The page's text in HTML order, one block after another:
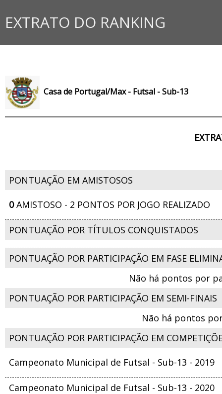
EXTRATO DO RANKING
Casa de Portugal/Max - Futsal - Sub-13
PONTUAÇÃO EM AMISTOSOS
0AMISTOSO - 2 PONTOS POR JOGO REALIZADO
PONTUAÇÃO POR TÍTULOS CONQUISTADOS
PONTUAÇÃO POR PARTICIPAÇÃO EM FASE
Não há pontos por
PONTUAÇÃO POR PARTICIPAÇÃO EM SEMI-FINAIS
Não há pontos
PONTUAÇÃO POR PARTICIPAÇÃO EM
Campeonato Municipal de Futsal - Sub-13 - 2019
Campeonato Municipal de Futsal - Sub-13 - 2020